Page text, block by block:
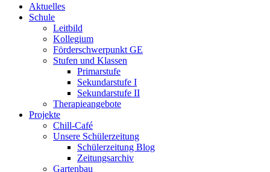
Aktuelles
Schule
Leitbild
Kollegium
Förderschwerpunkt GE
Stufen und Klassen
Primarstufe
Sekundarstufe I
Sekundarstufe II
Therapieangebote
Projekte
Chill-Café
Unsere Schülerzeitung
Schülerzeitung Blog
Zeitungsarchiv
Gartenbau